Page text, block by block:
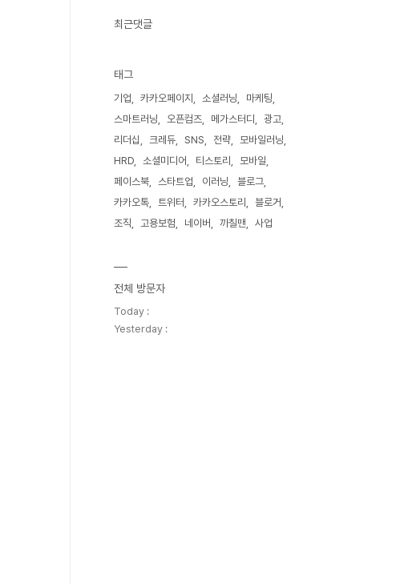
최근댓글
태그
기업 카카오페이지 소셜러닝
마케팅
스마트러닝
오픈컴즈 메가스터디
광고
리더십
크레듀 SNS 전략
모바일러닝
HRD
소셜미디어 티스토리
모바일
페이스북
스타트업 이러닝
블로그
카카오톡
트위터 카카오스토리
블로거
조직
고용보험 네이버 까칠맨 사업
전체 방문자
Today :
Yesterday :